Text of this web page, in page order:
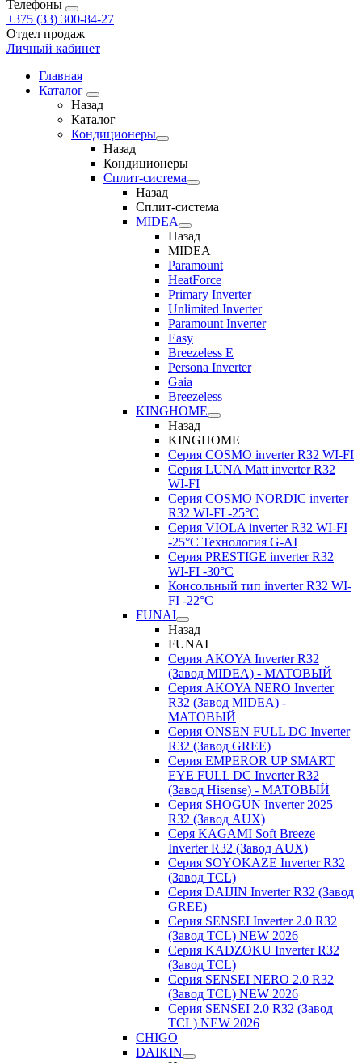
Телефоны
+375 (33) 300-84-27
Отдел продаж
Личный кабинет
Главная
Каталог
Назад
Каталог
Кондиционеры
Назад
Кондиционеры
Сплит-система
Назад
Сплит-система
MIDEA
Назад
MIDEA
Paramount
HeatForce
Primary Inverter
Unlimited Inverter
Paramount Inverter
Easy
Breezeless E
Persona Inverter
Gaia
Breezeless
KINGHOME
Назад
KINGHOME
Серия COSMO inverter R32 WI-FI
Серия LUNA Matt inverter R32
WI-FI
Серия COSMO NORDIC inverter
R32 WI-FI -25°C
Серия VIOLA inverter R32 WI-FI
-25°C Технология G-AI
Серия PRESTIGE inverter R32
WI-FI -30°C
Консольный тип inverter R32 WI-
FI -22°C
FUNAI
Назад
FUNAI
Серия AKOYA Inverter R32
(Завод MIDEA) - МАТОВЫЙ
Серия AKOYA NERO Inverter
R32 (Завод MIDEA) -
МАТОВЫЙ
Серия ONSEN FULL DC Inverter
R32 (Завод GREE)
Серия EMPEROR UP SMART
EYE FULL DC Inverter R32
(Завод Hisense) - МАТОВЫЙ
Серия SHOGUN Inverter 2025
R32 (Завод AUX)
Серя KAGAMI Soft Breeze
Inverter R32 (Завод AUX)
Серия SOYOKAZE Inverter R32
(Завод TCL)
Серия DAIJIN Inverter R32 (Завод
GREE)
Серия SENSEI Inverter 2.0 R32
(Завод TCL) NEW 2026
Серия KADZOKU Inverter R32
(Завод TCL)
Серия SENSEI NERO 2.0 R32
(Завод TCL) NEW 2026
Серия SENSEI 2.0 R32 (Завод
TCL) NEW 2026
CHIGO
DAIKIN